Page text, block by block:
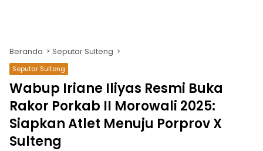
Beranda Seputar Sulteng
Seputar Sulteng
Wabup Iriane Iliyas Resmi Buka
Rakor Porkab II Morowali 2025:
Siapkan Atlet Menuju Porprov X
Sulteng